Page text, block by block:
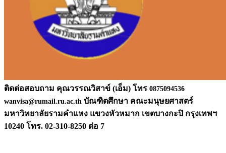
ติดต่อสอบถาม คุณวรรณวิสาข์ (เอ็ม) โทร 0875094536
wanvisa@rumail.ru.ac.th บัณฑิตศึกษา คณะมนุษยศาสตร์
มหาวิทยาลัยรามคำแหง แขวงหัวหมาก เขตบางกะปิ กรุงเทพฯ
10240 โทร. 02-310-8250 ต่อ 7